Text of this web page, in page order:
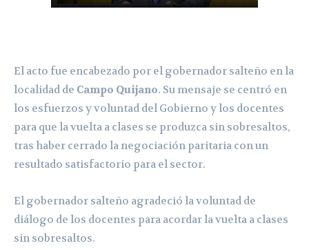
El acto fue encabezado por el gobernador salteño en la
localidad de Campo Quijano. Su mensaje se centró en
los esfuerzos y voluntad del Gobierno y los docentes
para que la vuelta a clases se produzca sin sobresaltos,
tras haber cerrado la negociación paritaria con un
resultado satisfactorio para el sector.
El gobernador salteño agradeció la voluntad de
diálogo de los docentes para acordar la vuelta a clases
sin sobresaltos.